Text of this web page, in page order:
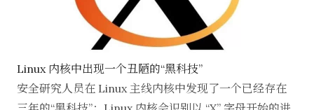
Linux 内核中出现一个丑陋的“黑科技”
安全研究人员在 Linux 主线内核中发现了一个已经存在